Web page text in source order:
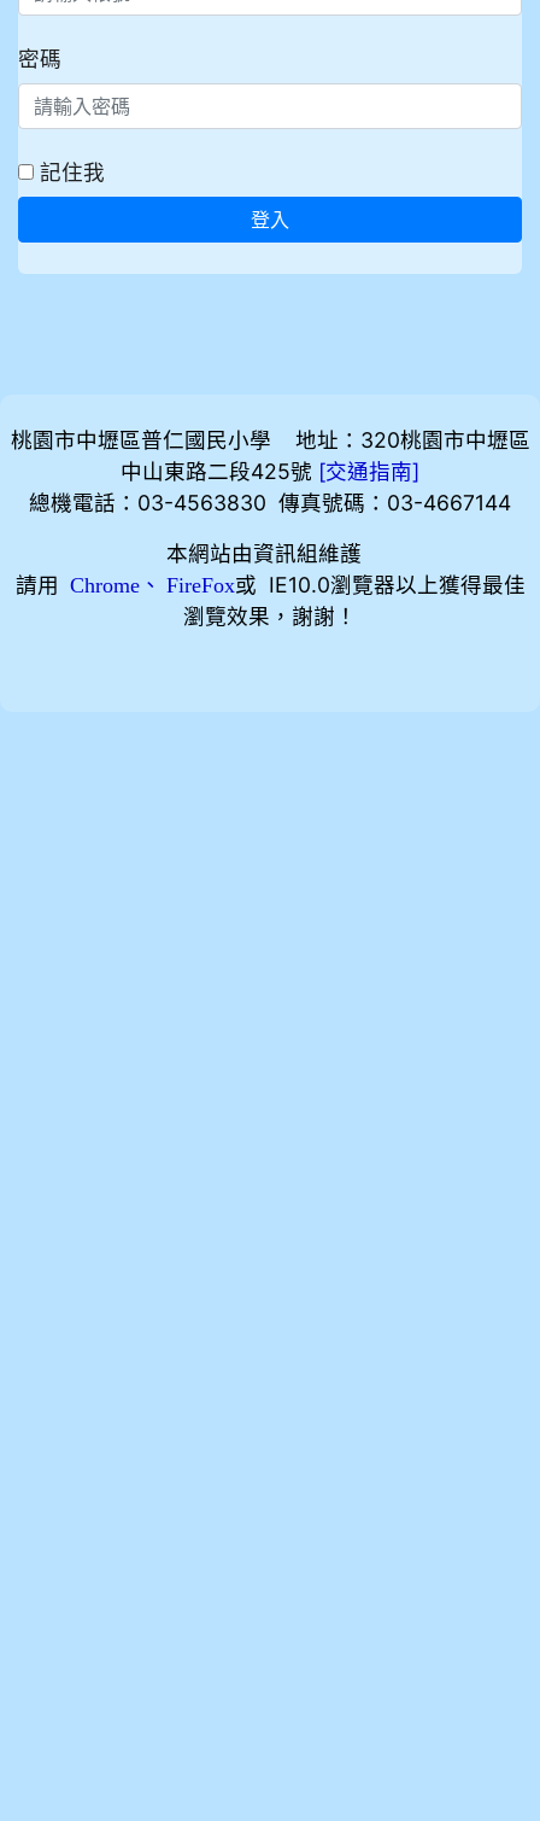
密碼
記住我
登入
桃園市中壢區普仁國民小學 地址：320桃園市中壢區
中山東路二段425號 [交通指南]
總機電話：03-4563830 傳真號碼：03-4667144
本網站由資訊組維護
請用
Chrome、 FireFox或 IE10.0瀏覽器以上獲得最佳
瀏覽效果，謝謝！